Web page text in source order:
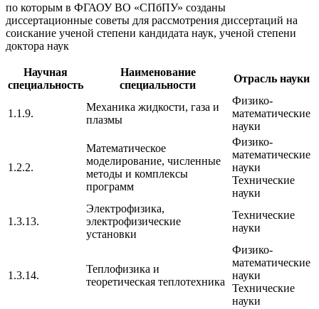
по которым в ФГАОУ ВО «СПбПУ» созданы
диссертационные советы для рассмотрения диссертаций на
соискание ученой степени кандидата наук, ученой степени
доктора наук
Научная
специальность
Наименование
специальности
Отрасль науки
1.1.9.
Механика жидкости, газа и
плазмы
Физико-
математические
науки
1.2.2.
Математическое
моделирование, численные
методы и комплексы
программ
Физико-
математические
науки
Технические
науки
1.3.13.
Электрофизика,
электрофизические
установки
Технические
науки
1.3.14.
Теплофизика и
теоретическая теплотехника
Физико-
математические
науки
Технические
науки